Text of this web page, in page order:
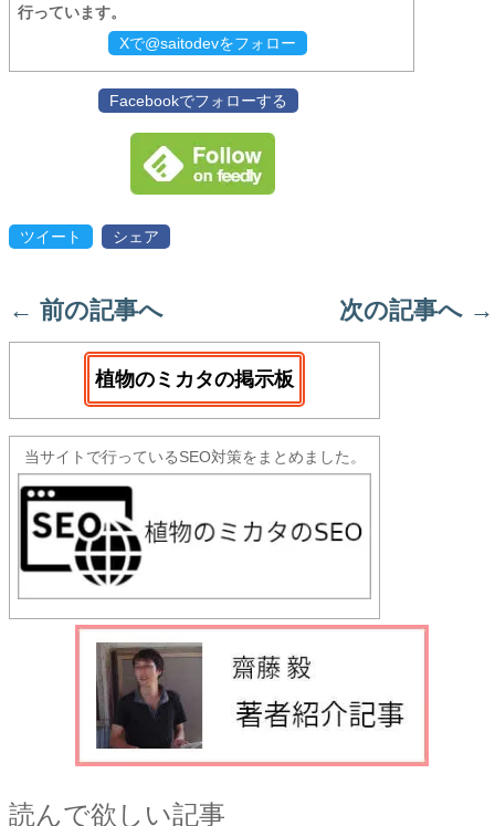
行っています。
Xで@saitodevをフォロー
Facebookでフォローする
ツイート シェア
← 前の記事へ 次の記事へ →
植物のミカタの掲示板
当サイトで行っているSEO対策をまとめました。
読んで欲しい記事